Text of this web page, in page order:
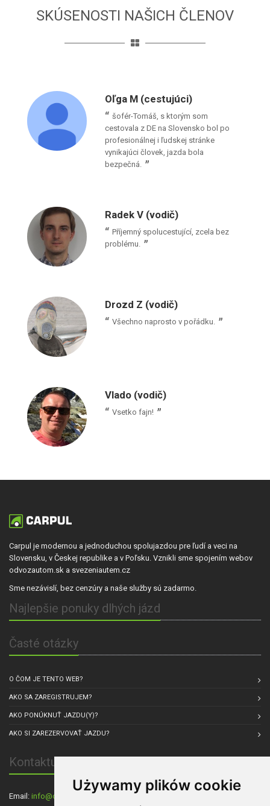
Używamy plików cookie
SKÚSENOSTI NAŠICH ČLENOV
Oľga M (cestujúci)
šofér-Tomáš, s ktorým som
cestovala z DE na Slovensko bol po
profesionálnej i ľudskej stránke
vynikajúci človek, jazda bola
bezpečná.
Radek V (vodič)
Příjemný spolucestující, zcela bez
problému.
Drozd Z (vodič)
Všechno naprosto v pořádku.
Vlado (vodič)
Vsetko fajn!
Carpul je modernou a jednoduchou spolujazdou pre ľudí a veci na
Slovensku, v Českej republike a v Poľsku. Vznikli sme spojením webov
odvozautom.sk a svezeniautem.cz
Sme nezávislí, bez cenzúry a naše služby sú zadarmo.
Najlepšie ponuky dlhých jázd
Časté otázky
O ČOM JE TENTO WEB?
AKO SA ZAREGISTRUJEM?
AKO PONÚKNUŤ JAZDU(Y)?
AKO SI ZAREZERVOVAŤ JAZDU?
Kontaktuj nás
Email: info@carpul.eu , Sídlo spoločnosti: Praha, Česká republika